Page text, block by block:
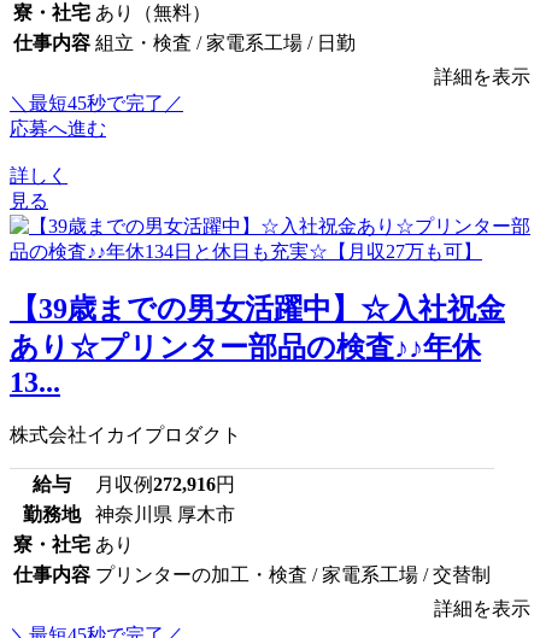
寮・社宅 あり（無料）
仕事内容 組立・検査 / 家電系工場 / 日勤
詳細を表示
＼最短45秒で完了／
応募へ進む
詳しく
見る
【39歳までの男女活躍中】☆入社祝金
あり☆プリンター部品の検査♪♪年休
13...
株式会社イカイプロダクト
給与 月収例272,916円
勤務地
神奈川県 厚木市
寮・社宅 あり
仕事内容 プリンターの加工・検査 / 家電系工場 / 交替制
詳細を表示